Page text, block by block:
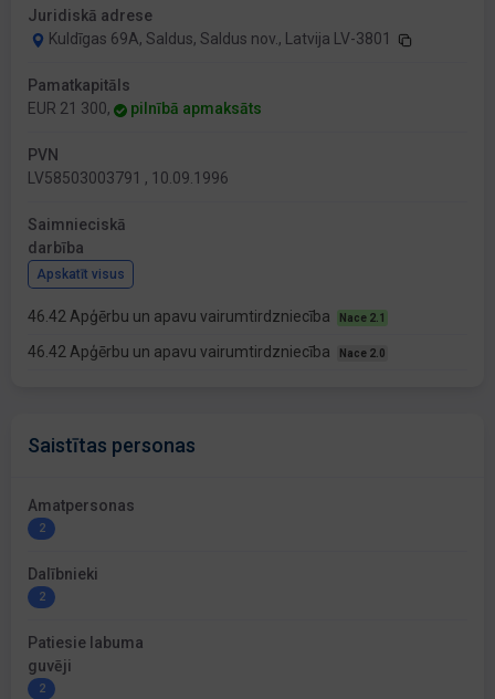
Juridiskā adrese
Kuldīgas 69A, Saldus, Saldus nov., Latvija LV-3801
Pamatkapitāls
EUR 21 300,
pilnībā apmaksāts
PVN
LV58503003791 , 10.09.1996
Saimnieciskā
darbība
Apskatīt visus
46.42 Apģērbu un apavu vairumtirdzniecība Nace 2.1
46.42 Apģērbu un apavu vairumtirdzniecība Nace 2.0
Saistītas personas
Amatpersonas
2
Dalībnieki
2
Patiesie labuma
guvēji
2